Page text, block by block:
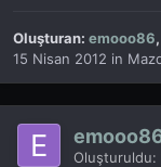
Oluşturan: emooo86,
15 Nisan 2012 in
Oluşturuldu: